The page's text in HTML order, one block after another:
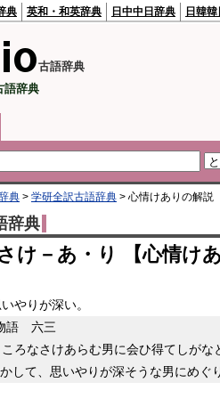
典 英和・和英辞典 日中中日辞典 日韓
古語辞典
語辞典
典 > 学研全訳古語辞典 > 心情けあり の解説
辞典
け－あ・り 【心情けあ
やりが深い。
語 六三
ころなさけあらむ男に会ひ得てしがな
して、思いやりが深そうな男にめぐ